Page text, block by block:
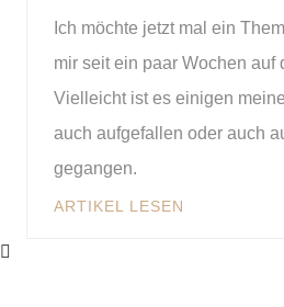
Ich möchte jetzt mal ein
mir seit ein paar Wochen auf
Vielleicht ist es einigen
auch aufgefallen oder auch
gegangen.
ARTIKEL LESEN